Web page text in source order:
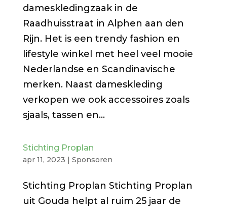
dameskledingzaak in de
Raadhuisstraat in Alphen aan den
Rijn. Het is een trendy fashion en
lifestyle winkel met heel veel mooie
Nederlandse en Scandinavische
merken. Naast dameskleding
verkopen we ook accessoires zoals
sjaals, tassen en...
Stichting Proplan
apr 11, 2023 | Sponsoren
Stichting Proplan Stichting Proplan
uit Gouda helpt al ruim 25 jaar de